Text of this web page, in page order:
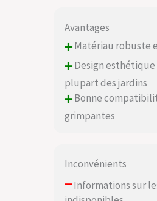
Avantages
+Matériau robuste
+Design esthétique
plupart des jardins
+Bonne
grimpantes
Inconvénients
–Informations sur